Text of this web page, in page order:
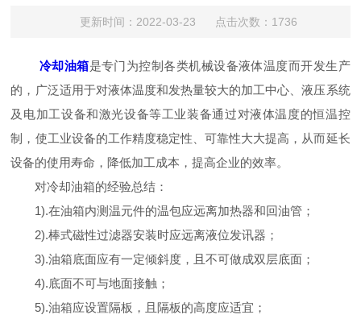
更新时间：2022-03-23 点击次数：1736
冷却油箱是专门为控制各类机械设备液体温度而开发生产
的，广泛适用于对液体温度和发热量较大的加工中心、液压系统
及电加工设备和激光设备等工业装备通过对液体温度的恒温控
制，使工业设备的工作精度稳定性、可靠性大大提高，从而延长
设备的使用寿命，降低加工成本，提高企业的效率。
对冷却油箱的经验总结：
1).在油箱内测温元件的温包应远离加热器和回油管；
2).棒式磁性过滤器安装时应远离液位发讯器；
3).油箱底面应有一定倾斜度，且不可做成双层底面；
4).底面不可与地面接触；
5).油箱应设置隔板，且隔板的高度应适宜；